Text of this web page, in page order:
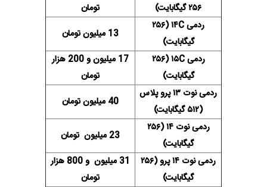
۲۵۶ گیگابایت)
تومان
ردمی ۱۴C (۲۵۶
گیگابایت)
13 میلیون تومان
ردمی ۱۵C (۲۵۶
گیگابایت)
17 میلیون و 200 هزار
تومان
ردمی نوت ۱۳ پرو پلاس
(۵۱۲ گیگابایت)
40 میلیون تومان
ردمی نوت ۱۴ (۲۵۶
گیگابایت)
23 میلیون تومان
ردمی نوت ۱۴ پرو (۲۵۶
گیگابایت)
31 میلیون و 800 هزار
تومان